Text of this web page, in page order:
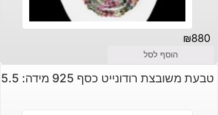
₪880
הוסף לסל
טבעת משובצת רודונייט כסף 925 מידה: 5.5